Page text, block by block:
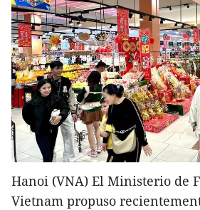
Hanoi (VNA) El Ministerio de
Vietnam propuso